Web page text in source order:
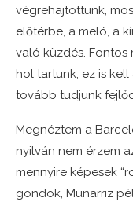
végrehajtottunk,
előtérbe, a meló, a
való küzdés.
hol tartunk, ez is
tovább tudjunk
Megnéztem a
nyilván nem érzem
mennyire képesek
gondok, Munarriz